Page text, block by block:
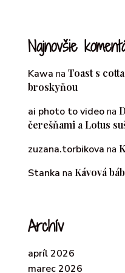
Najnovšie
Kawa na Toast s
broskyňou
ai photo to videona
čerešňami a Lotus
zuzana.torbikova na
Stanka na Kávová
Archív
apríl 2026
marec 2026